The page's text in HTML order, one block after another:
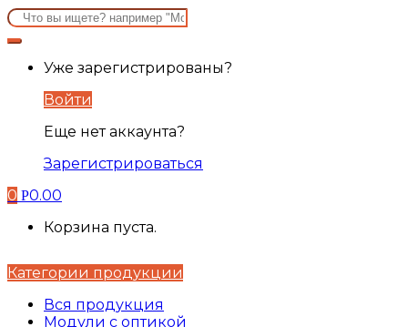
Search
for:
Уже зарегистрированы?
Войти
Еще нет аккаунта?
Зарегистрироваться
0 Р0.00
Корзина пуста.
Категории продукции
Вся продукция
Модули с оптикой